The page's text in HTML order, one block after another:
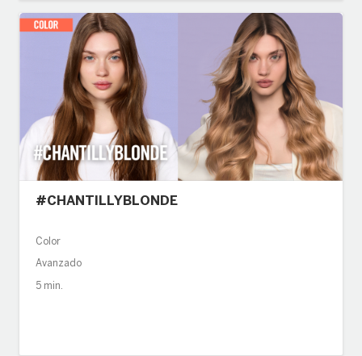
#CHANTILLYBLONDE
Color
Avanzado
5 min.